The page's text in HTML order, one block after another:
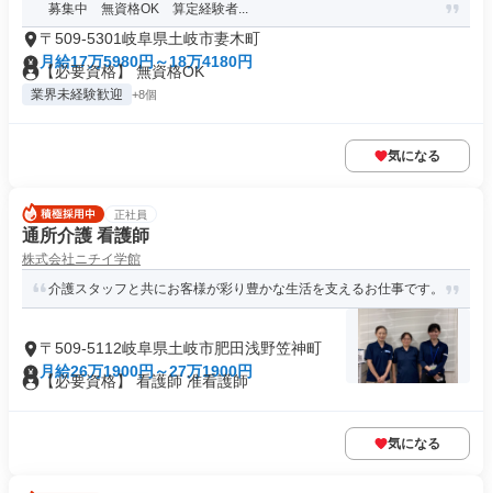
募集中 無資格OK 算定経験者...
〒509-5301岐阜県土岐市妻木町
月給17万5980円～18万4180円
【必要資格】 無資格OK
業界未経験歓迎 +8個
気になる
正社員
通所介護 看護師
株式会社ニチイ学館
介護スタッフと共にお客様が彩り豊かな生活を支えるお仕事です。
〒509-5112岐阜県土岐市肥田浅野笠神町
月給26万1900円～27万1900円
【必要資格】 看護師 准看護師
気になる